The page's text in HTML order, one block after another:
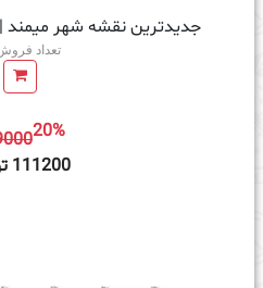
جدیدترین نقشه شهر میمند |
تعداد فروش
20%
111200 تومان